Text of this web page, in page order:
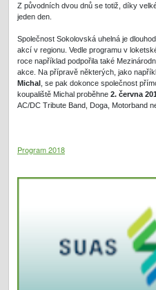
Z původních dvou dnů se totiž, díky
jeden den.
Společnost Sokolovská uhelná je
akcí v regionu. Vedle programu v
roce například podpořila také
akce. Na přípravě některých, jako
Michal , se pak dokonce společnost
koupaliště Michal proběhne 2. června
AC/DC Tribute Band, Doga, Motorband
Program 2018